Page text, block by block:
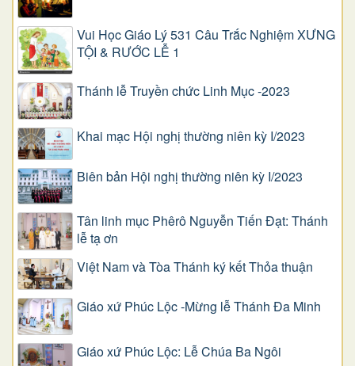
Vui Học Giáo Lý 531 Câu Trắc Nghiệm XƯNG
TỘI & RƯỚC LỄ 1
Thánh lễ Truyền chức Linh Mục -2023
Khai mạc Hội nghị thường niên kỳ I/2023
Biên bản Hội nghị thường niên kỳ I/2023
Tân linh mục Phêrô Nguyễn Tiến Đạt: Thánh
lễ tạ ơn
Việt Nam và Tòa Thánh ký kết Thỏa thuận
Giáo xứ Phúc Lộc -Mừng lễ Thánh Đa Minh
Giáo xứ Phúc Lộc: Lễ Chúa Ba Ngôi